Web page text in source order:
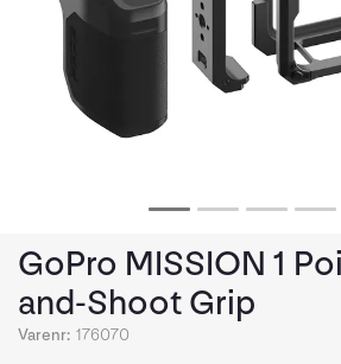
GoPro MISSION 1
and-Shoot Grip
Varenr: 176070